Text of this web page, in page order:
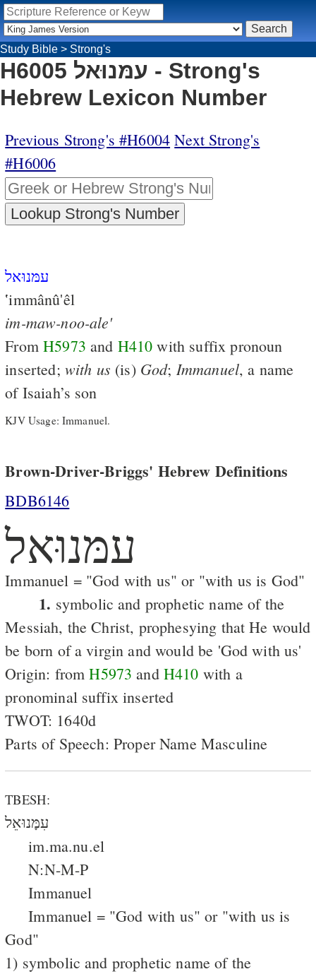
Study Bible > Strong's
H6005 עמּנוּאל - Strong's
Hebrew Lexicon Number
Previous Strong's #H6004 Next Strong's
#H6006
עמּנוּאל
‛immânû'êl
im-maw-noo-ale'
FromH5973 and H410 with suffix pronoun
inserted; with us (is) God; Immanuel, a name
of Isaiah’s son
KJV Usage: Immanuel.
Brown-Driver-Briggs' Hebrew Definitions
BDB6146
עמּנוּאל
Immanuel = "God with us" or "with us is God"
1. symbolic and prophetic name of the
Messiah, the Christ, prophesying that He would
be born of a virgin and would be 'God with us'
Origin: fromH5973 and H410 with a
pronominal suffix inserted
TWOT: 1640d
Parts of Speech: Proper Name Masculine
TBESH:
עִמָּנוּאֵל
im.ma.nu.el
N:N-M-P
Immanuel
Immanuel = "God with us" or "with us is
God"
1) symbolic and prophetic name of the